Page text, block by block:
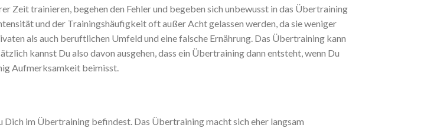
Zeit trainieren, begehen den Fehler und begeben sich unbewusst in das Übertraining
und der Trainingshäufigkeit oft außer Acht gelassen werden, da sie weniger
als auch beruftlichen Umfeld und eine falsche Ernährung. Das Übertraining kann
kannst Du also davon ausgehen, dass ein Übertraining dann entsteht, wenn Du
Aufmerksamkeit beimisst.
im Übertraining befindest. Das Übertraining macht sich eher langsam